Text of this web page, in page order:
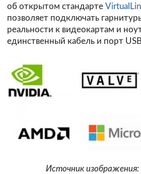
об открытом стандарте
позволяет подключать
реальности к видеокартам и
единственный кабель и порт
Источник изображения: